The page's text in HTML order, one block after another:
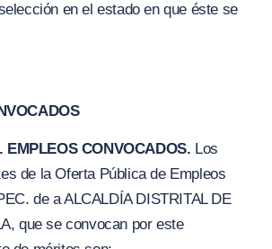
en el estado en que éste se
EMPLEOS CONVOCADOS. Los
de la Oferta Pública de Empleos
de a ALCALDÍA DISTRITAL DE
que se convocan por este